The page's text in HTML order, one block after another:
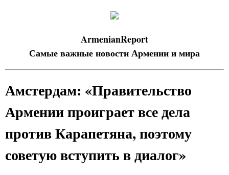
ArmenianReport
Самые важные новости Армении и мира
Амстердам: «Правительство
Армении проиграет все дела
против Карапетяна, поэтому
советую вступить в диалог»